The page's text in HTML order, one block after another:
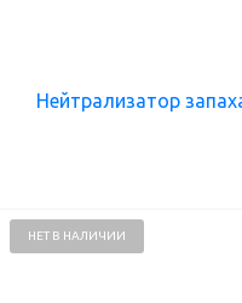
Нейтрализатор
НЕТ В НАЛИЧИИ